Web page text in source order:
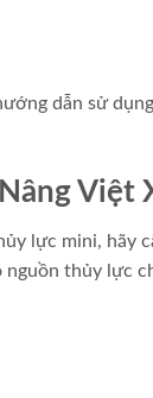
dẫn sử
Việt
lực mini, hãy
thủy lực